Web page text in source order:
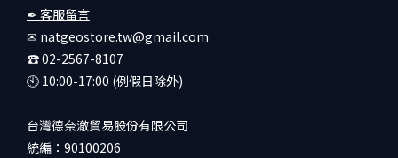
✒ 客服留言
✉ natgeostore.tw@gmail.com
☎︎ 02-2567-8107
🕙︎ 10:00-17:00 (例假日除外)
台灣德奈澈貿易股份有限公司
統編：90100206